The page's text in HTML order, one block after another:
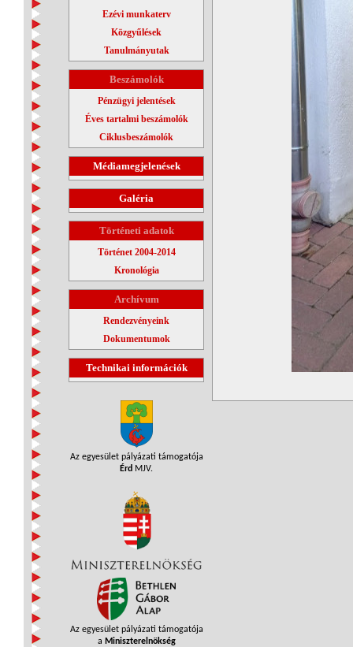
Ezévi munkaterv
Közgyűlések
Tanulmányutak
Beszámolók
Pénzügyi jelentések
Éves tartalmi beszámolók
Ciklusbeszámolók
Médiamegjelenések
Galéria
Történeti adatok
Történet 2004-2014
Kronológia
Archívum
Rendezvényeink
Dokumentumok
Technikai információk
Az egyesület pályázati támogatója
Érd MJV.
Az egyesület pályázati támogatója
a Miniszterelnökség